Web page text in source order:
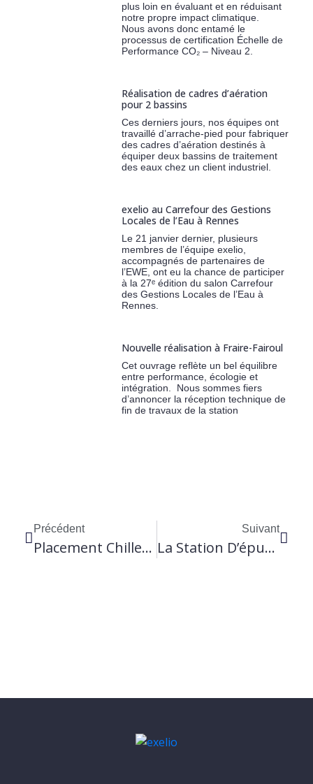
plus loin en évaluant et en réduisant
notre propre impact climatique.
Nous avons donc entamé le
processus de certification Échelle de
Performance CO₂ – Niveau 2.
Réalisation de cadres d’aération
pour 2 bassins
Ces derniers jours, nos équipes ont
travaillé d’arrache-pied pour fabriquer
des cadres d’aération destinés à
équiper deux bassins de traitement
des eaux chez un client industriel.
exelio au Carrefour des Gestions
Locales de l’Eau à Rennes
Le 21 janvier dernier, plusieurs
membres de l’équipe exelio,
accompagnés de partenaires de
l’EWE, ont eu la chance de participer
à la 27ᵉ édition du salon Carrefour
des Gestions Locales de l’Eau à
Rennes.
Nouvelle réalisation à Fraire-Fairoul
Cet ouvrage reflète un bel équilibre
entre performance, écologie et
intégration. Nous sommes fiers
d’annoncer la réception technique de
fin de travaux de la station
Précédent
Placement Chillers À L’usine D’IBV, Vielsalm
Suivant
La Station D’épuration De Pinchart, 1ère Station En Filtre Planté De Roseaux Dans Le Brabant Wallon, Qui Traite Les Eaux Usées De 230 EH 👏